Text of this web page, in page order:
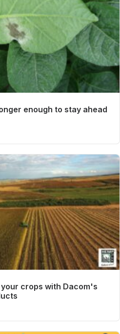
enough to stay ahead
crops with Dacom's